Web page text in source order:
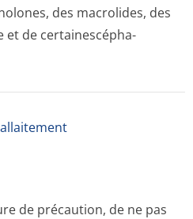
des macrolides, des
et de certainescépha­
de précaution, de ne pas